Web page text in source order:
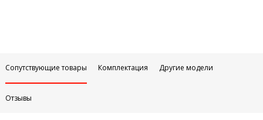
Сопутствующие товары Комплектация Другие модели
Отзывы